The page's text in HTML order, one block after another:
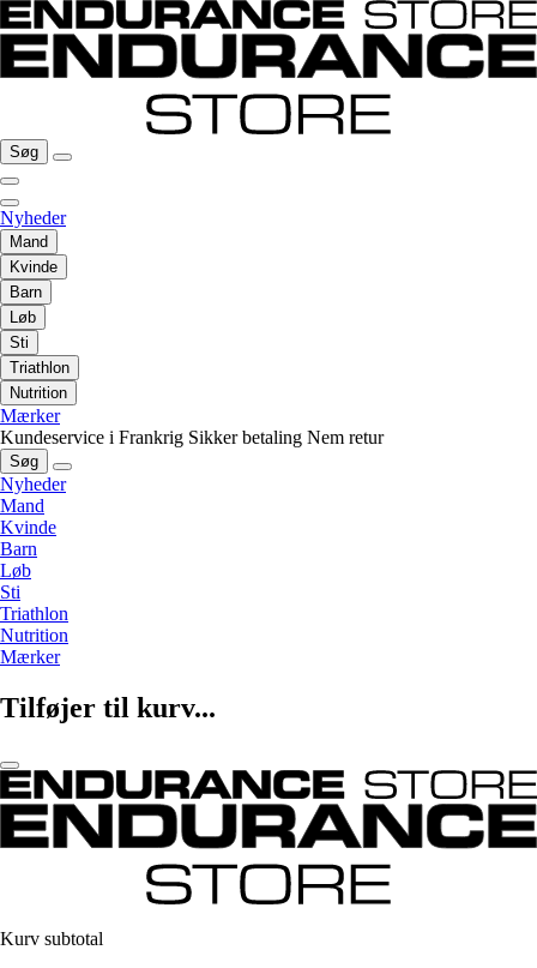
Søg
Nyheder
Mand
Kvinde
Barn
Løb
Sti
Triathlon
Nutrition
Mærker
Kundeservice i Frankrig Sikker betaling Nem retur
Søg
Nyheder
Mand
Kvinde
Barn
Løb
Sti
Triathlon
Nutrition
Mærker
Tilføjer til kurv...
Kurv subtotal